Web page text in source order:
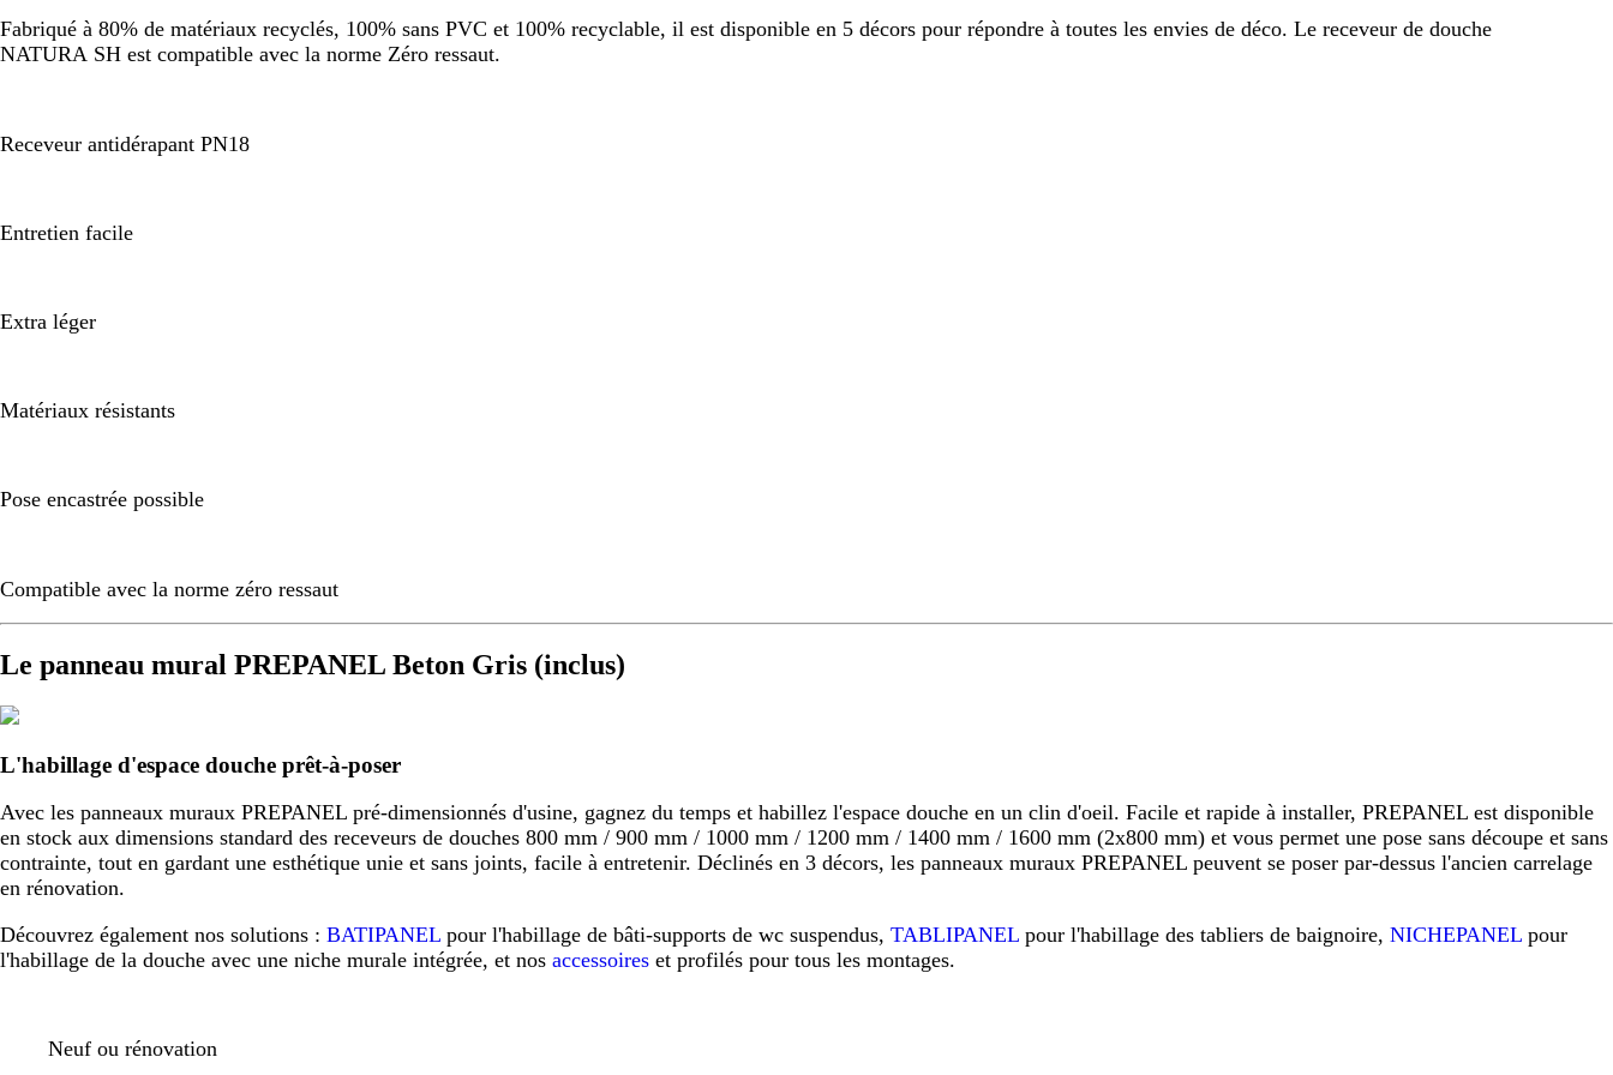
Fabriqué à 80% de matériaux recyclés, 100% sans PVC et 100% recyclable, il est disponible en 5 décors pour répondre à toutes les envies de déco. Le receveur de douche
NATURA SH est compatible avec la norme Zéro ressaut.
Receveur antidérapant PN18
Entretien facile
Extra léger
Matériaux résistants
Pose encastrée possible
Compatible avec la norme zéro ressaut
Le panneau mural PREPANEL Beton Gris (inclus)
L'habillage d'espace douche prêt-à-poser
Avec les panneaux muraux PREPANEL pré-dimensionnés d'usine, gagnez du temps et habillez l'espace douche en un clin d'oeil. Facile et rapide à installer, PREPANEL est disponible
en stock aux dimensions standard des receveurs de douches 800 mm / 900 mm / 1000 mm / 1200 mm / 1400 mm / 1600 mm (2x800 mm) et vous permet une pose sans découpe et sans
contrainte, tout en gardant une esthétique unie et sans joints, facile à entretenir. Déclinés en 3 décors, les panneaux muraux PREPANEL peuvent se poser par-dessus l'ancien carrelage
en rénovation.
Découvrez également nos solutions : BATIPANEL pour l'habillage de bâti-supports de wc suspendus, TABLIPANEL pour l'habillage des tabliers de baignoire, NICHEPANEL pour
l'habillage de la douche avec une niche murale intégrée, et nos accessoires et profilés pour tous les montages.
Neuf ou rénovation